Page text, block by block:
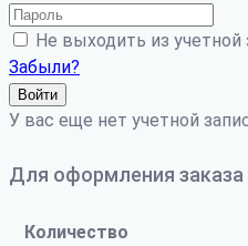
Не выходить из учетной
Забыли?
Войти
У вас еще нет учетной
Для оформления заказа
Количество